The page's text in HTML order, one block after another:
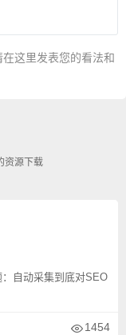
这里发表您的看法和
资源下载
自动采集到底对SEO
1454